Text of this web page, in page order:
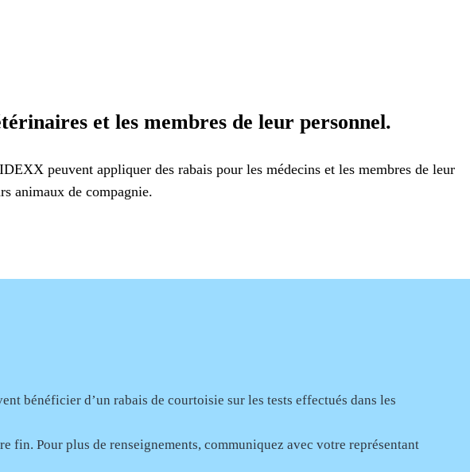
et les membres de leur personnel.
peuvent appliquer des rabais pour les médecins et les membres de leur
animaux de compagnie.
bénéficier d’un rabais de courtoisie sur les tests effectués dans les
fin. Pour plus de renseignements, communiquez avec votre représentant